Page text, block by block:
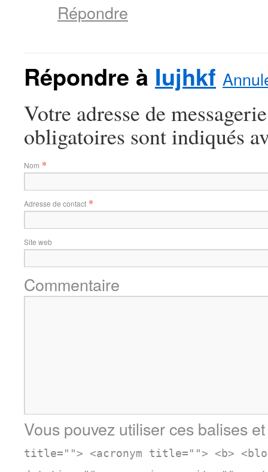
Répondre
Répondre à Iujhkf
Votre adresse de
obligatoires sont indiqués
Nom *
Adresse de contact *
Site web
Commentaire
Vous pouvez utiliser ces balises
title=""> <acronym title=""> <b>